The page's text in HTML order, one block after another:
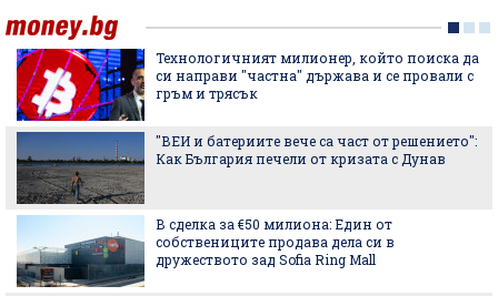
Технологичният милионер, който поиска да
си направи "частна" държава и се провали с
гръм и трясък
"ВЕИ и батериите вече са част от решението":
Как България печели от кризата с Дунав
В сделка за €50 милиона: Един от
собствениците продава дела си в
дружеството зад Sofia Ring Mall